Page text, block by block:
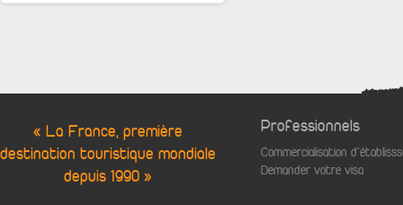
« La France, première
destination touristique mondiale
depuis 1990 »
Professionnels
Commercialisation
Demander votre visa